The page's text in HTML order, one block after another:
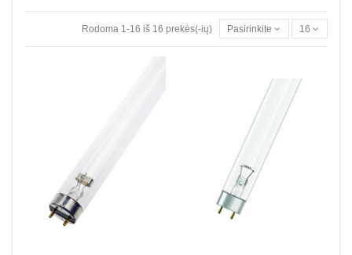
Rodoma 1-16 iš 16 prekės(-ių) Pasirinkite 16